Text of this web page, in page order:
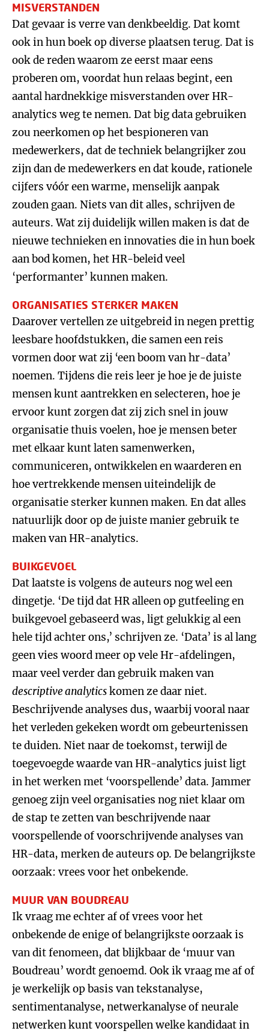
MISVERSTANDEN
Dat gevaar is verre van denkbeeldig. Dat komt
ook in hun boek op diverse plaatsen terug. Dat is
ook de reden waarom ze eerst maar eens
proberen om, voordat hun relaas begint, een
aantal hardnekkige misverstanden over HR-
analytics weg te nemen. Dat big data gebruiken
zou neerkomen op het bespioneren van
medewerkers, dat de techniek belangrijker zou
zijn dan de medewerkers en dat koude, rationele
cijfers vóór een warme, menselijk aanpak
zouden gaan. Niets van dit alles, schrijven de
auteurs. Wat zij duidelijk willen maken is dat de
nieuwe technieken en innovaties die in hun boek
aan bod komen, het HR-beleid veel
‘performanter’ kunnen maken.
ORGANISATIES STERKER MAKEN
Daarover vertellen ze uitgebreid in negen prettig
leesbare hoofdstukken, die samen een reis
vormen door wat zij ‘een boom van hr-data’
noemen. Tijdens die reis leer je hoe je de juiste
mensen kunt aantrekken en selecteren, hoe je
ervoor kunt zorgen dat zij zich snel in jouw
organisatie thuis voelen, hoe je mensen beter
met elkaar kunt laten samenwerken,
communiceren, ontwikkelen en waarderen en
hoe vertrekkende mensen uiteindelijk de
organisatie sterker kunnen maken. En dat alles
natuurlijk door op de juiste manier gebruik te
maken van HR-analytics.
BUIKGEVOEL
Dat laatste is volgens de auteurs nog wel een
dingetje. ‘De tijd dat HR alleen op gutfeeling en
buikgevoel gebaseerd was, ligt gelukkig al een
hele tijd achter ons,’ schrijven ze. ‘Data’ is al lang
geen vies woord meer op vele Hr-afdelingen,
maar veel verder dan gebruik maken van
descriptive analyticskomen ze daar niet.
Beschrijvende analyses dus, waarbij vooral naar
het verleden gekeken wordt om gebeurtenissen
te duiden. Niet naar de toekomst, terwijl de
toegevoegde waarde van HR-analytics juist ligt
in het werken met ‘voorspellende’ data. Jammer
genoeg zijn veel organisaties nog niet klaar om
de stap te zetten van beschrijvende naar
voorspellende of voorschrijvende analyses van
HR-data, merken de auteurs op. De belangrijkste
oorzaak: vrees voor het onbekende.
MUUR VAN BOUDREAU
Ik vraag me echter af of vrees voor het
onbekende de enige of belangrijkste oorzaak is
van dit fenomeen, dat blijkbaar de ‘muur van
Boudreau’ wordt genoemd. Ook ik vraag me af of
je werkelijk op basis van tekstanalyse,
sentimentanalyse, netwerkanalyse of neurale
netwerken kunt voorspellen welke kandidaat in